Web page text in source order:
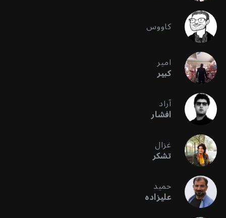
کاووس
امیر
کبیر
آراد
افشار
غزال
تشکر
حمید
علیزاده